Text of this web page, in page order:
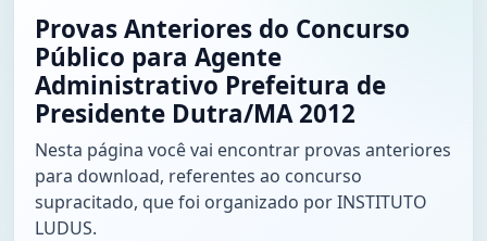
Provas Anteriores do Concurso
Público para Agente
Administrativo Prefeitura de
Presidente Dutra/MA 2012
Nesta página você vai encontrar provas anteriores
para download, referentes ao concurso
supracitado, que foi organizado por INSTITUTO
LUDUS.